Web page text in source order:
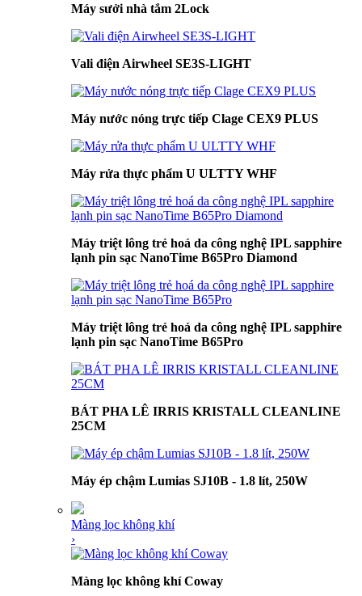
Máy sưởi nhà tắm 2Lock
Vali điện Airwheel SE3S-LIGHT
Máy nước nóng trực tiếp Clage CEX9 PLUS
Máy rửa thực phẩm U ULTTY WHF
Máy triệt lông trẻ hoá da công nghệ IPL sapphire
lạnh pin sạc NanoTime B65Pro Diamond
Máy triệt lông trẻ hoá da công nghệ IPL sapphire
lạnh pin sạc NanoTime B65Pro
BÁT PHA LÊ IRRIS KRISTALL CLEANLINE
25CM
Máy ép chậm Lumias SJ10B - 1.8 lít, 250W
Màng lọc không khí
›
Màng lọc không khí Coway